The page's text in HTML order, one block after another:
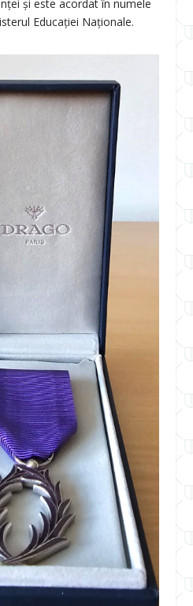
și este acordat în numele
Educației Naționale.